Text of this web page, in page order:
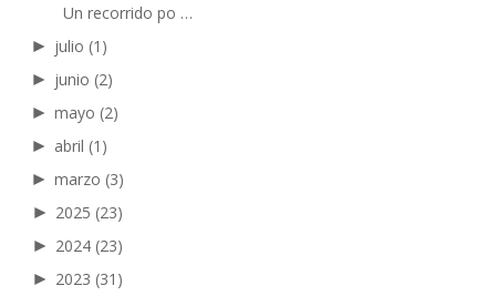
Un recorrido po …
► julio (1)
► junio (2)
► mayo (2)
► abril (1)
► marzo (3)
► 2025 (23)
► 2024 (23)
► 2023 (31)